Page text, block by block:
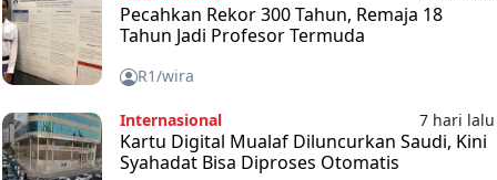
Pecahkan Rekor 300 Tahun, Remaja 18
Tahun Jadi Profesor Termuda
R1/wira
Internasional 7 hari lalu
Kartu Digital Mualaf Diluncurkan Saudi, Kini
Syahadat Bisa Diproses Otomatis